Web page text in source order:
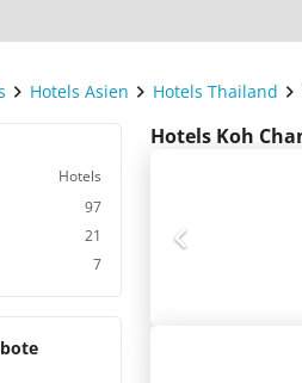
Hotels Asien Hotels Thailand
Hotels
97
21
7
Hotels Koh